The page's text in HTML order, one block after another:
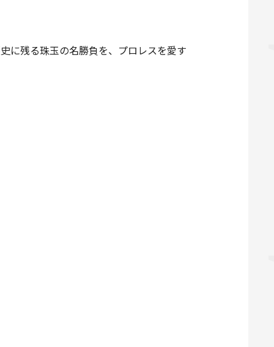
に残る珠玉の名勝負を、プロレスを愛す